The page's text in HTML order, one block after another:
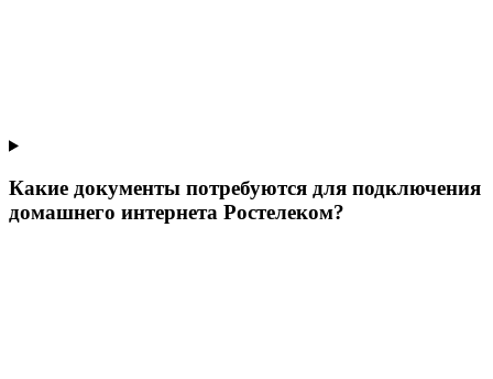
Какие документы потребуются для подключения
домашнего интернета Ростелеком?